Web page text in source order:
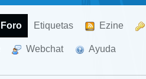
Foro Etiquetas Ezine
Webchat Ayuda